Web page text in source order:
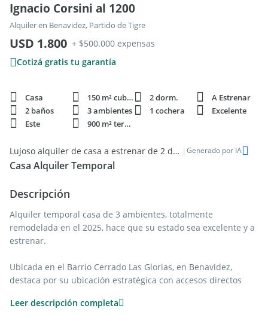
Ignacio Corsini al 1200
Alquiler en Benavidez, Partido de Tigre
USD 1.800 + $500.000 expensas
Cotizá gratis tu garantía
Casa 150 m² cubie. 2 dorm.
A Estrenar
2 baños
3 ambientes 1 cochera
Excelente
Este
900 m² terren.
Lujoso alquiler de casa a estrenar de 2 dormitorios en Benavidez | Generado por IA
Casa Alquiler Temporal
Descripción
Alquiler temporal casa de 3 ambientes, totalmente
remodelada en el 2025, hace que su estado sea excelente y a
estrenar.
Ubicada en el Barrio Cerrado Las Glorias, en Benavidez,
destaca por su ubicación estratégica con accesos directos
corredor Bancalari, Seguridad privada las 24 horas, guardias
Leer descripción completa